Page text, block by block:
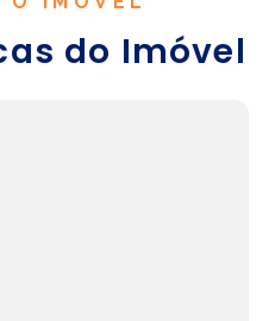
do Imóvel